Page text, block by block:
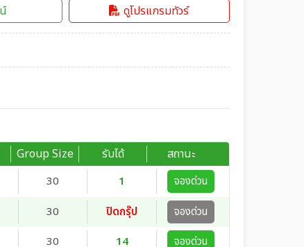
ดูโปรแกรมทัวร์
Group Size รับได้ สถานะ
30 1
จองด่วน
30 ปิดกรุ๊ป
จองด่วน
30 14
จองด่วน